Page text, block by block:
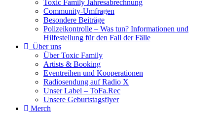
Toxic Family Jahresabrechnung
Community-Umfragen
Besondere Beiträge
Polizeikontrolle – Was tun? Informationen und
Hilfestellung für den Fall der Fälle
Über uns
Über Toxic Family
Artists & Booking
Eventreihen und Kooperationen
Radiosendung auf Radio X
Unser Label – ToFa.Rec
Unsere Geburtstagsflyer
Merch